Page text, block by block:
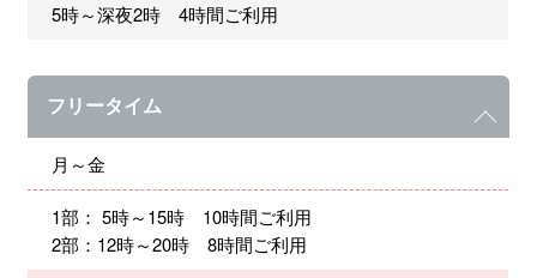
5時～深夜2時 4時間ご利用
フリータイム
月～金
1部： 5時～15時 10時間ご利用
2部：12時～20時 8時間ご利用